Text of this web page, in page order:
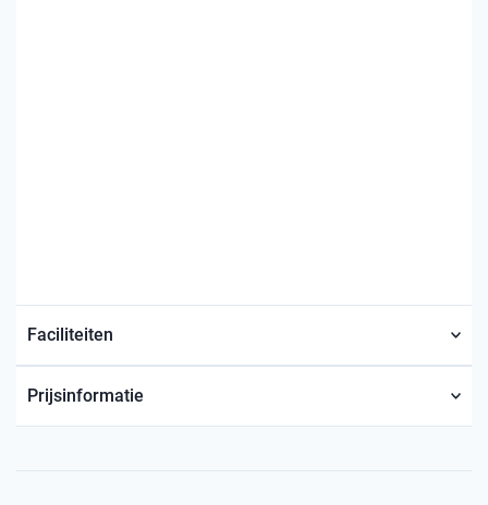
Faciliteiten
Prijsinformatie